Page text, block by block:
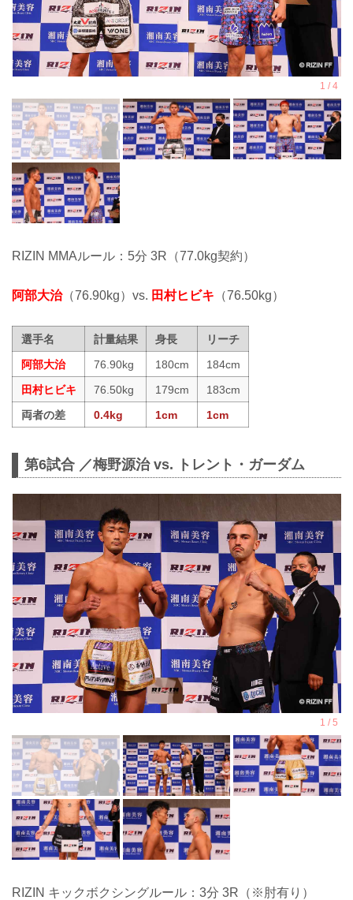
RIZIN MMAルール：5分 3R（77.0kg契約）
阿部大治（76.90kg）vs. 田村ヒビキ （76.50kg）
選手名 計量結果 身長
リーチ
阿部大治
76.90kg 180cm
184cm
田村ヒビキ
76.50kg 179cm
183cm
両者の差
0.4kg 1cm 1cm
第6試合 ／梅野源治 vs. トレント・ガーダム
RIZIN キックボクシングルール：3分 3R（※肘有り）